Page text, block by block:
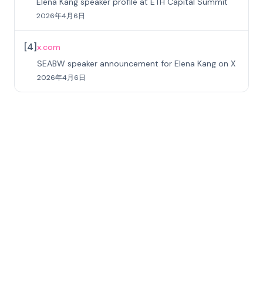
2026年4月6日
[4]x.com
SEABW speaker announcement for Elena Kang on X
2026年4月6日